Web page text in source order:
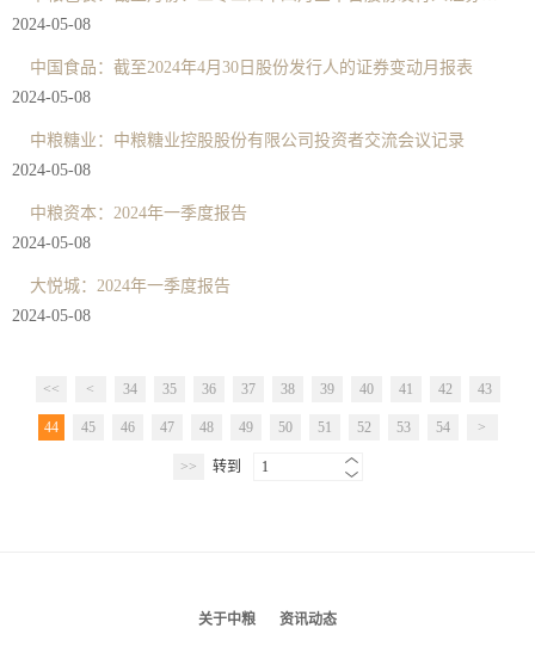
2024-05-08
中国食品：截至2024年4月30日股份发行人的证券变动月报表
2024-05-08
中粮糖业：中粮糖业控股股份有限公司投资者交流会议记录
2024-05-08
中粮资本：2024年一季度报告
2024-05-08
大悦城：2024年一季度报告
2024-05-08
<< < 34 35 36 37 38 39 40 41 42 43
44 45 46 47 48 49 50 51 52 53 54 >
>> 转到 1
关于中粮 资讯动态